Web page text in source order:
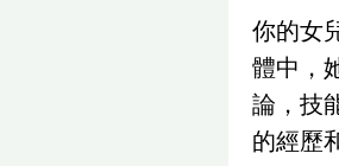
你的女
體中，
論，技
的經歷